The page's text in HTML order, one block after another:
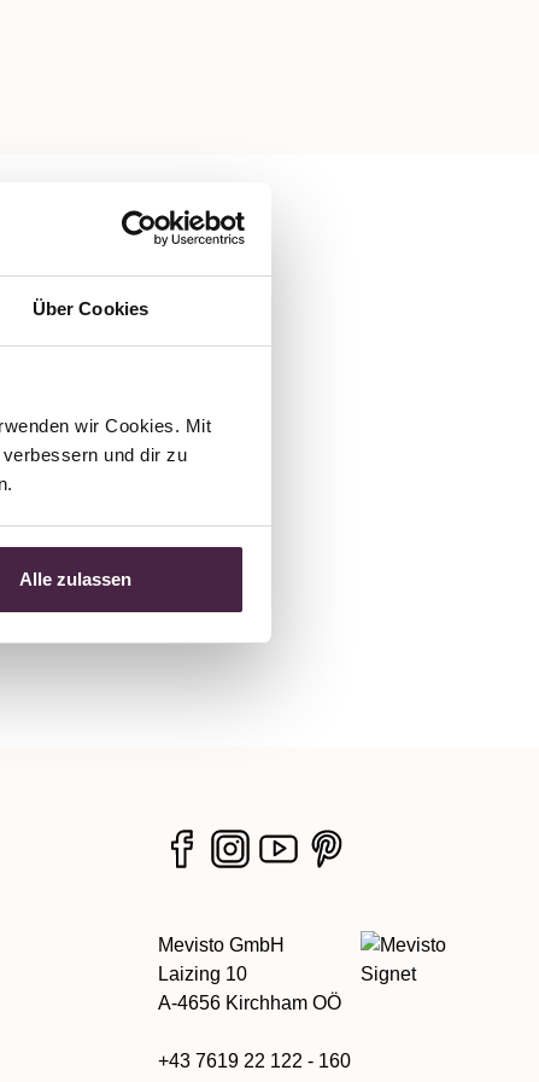
Über Cookies
wir Cookies. Mit
und dir zu
Alle zulassen
Mevisto GmbH
Laizing 10
A-4656 Kirchham OÖ
+43 7619 22 122 - 160